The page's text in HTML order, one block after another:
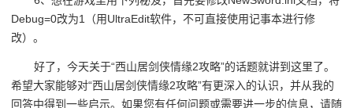
Debug=0改为1（用UltraEdit软件，不可直接使用记事本进行修
改）。
好了，今天关于“西山居剑侠情缘2攻略”的话题就讲到这里了。
希望大家能够对“西山居剑侠情缘2攻略”有更深入的认识，并从我的
回答中得到一些启示。如果您有任何问题或需要进一步的信息，请随